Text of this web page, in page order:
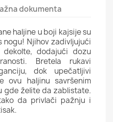
dokumenta
haljine u boji kajsije su
nogu! Njihov zadivljujući
dekolte, dodajući dozu
Bretela rukavi
dok upečatljivi
ovu haljinu savršenim
gde želite da zablistate.
da privlači pažnju i